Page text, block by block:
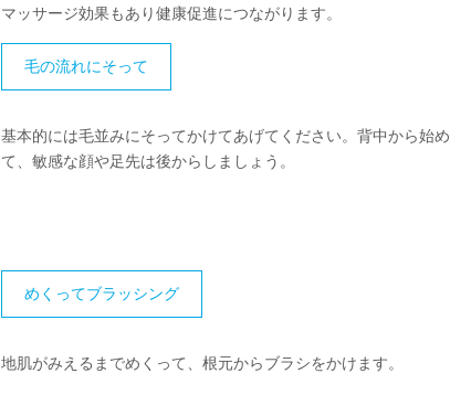
マッサージ効果もあり健康促進につながります。
毛の流れにそって
基本的には毛並みにそってかけてあげてください。背中から始め
て、敏感な顔や足先は後からしましょう。
めくってブラッシング
地肌がみえるまでめくって、根元からブラシをかけます。